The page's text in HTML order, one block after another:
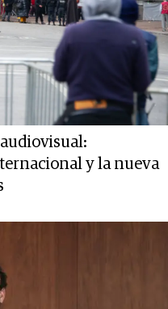
y la nueva